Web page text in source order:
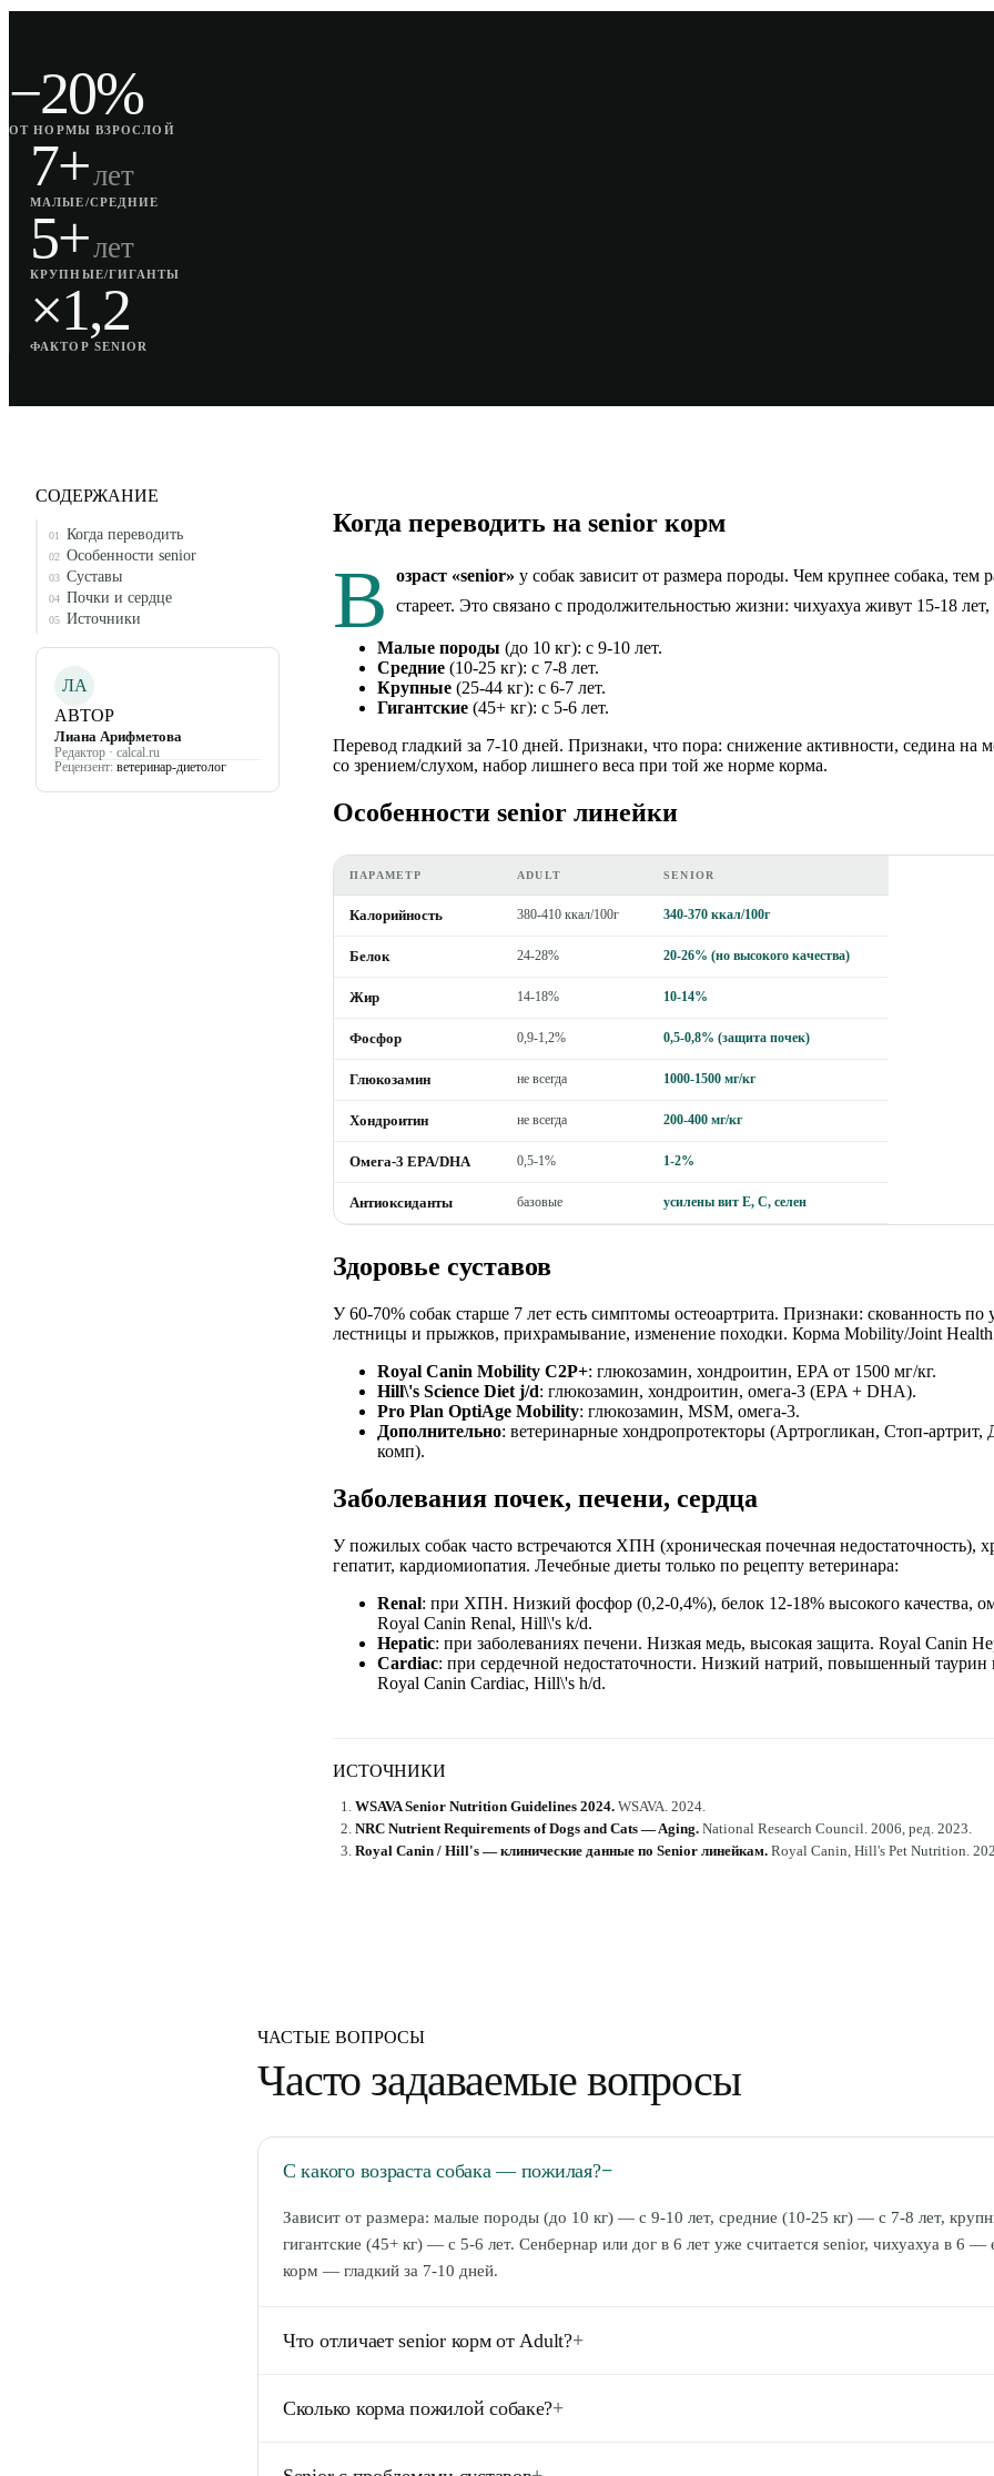
−20%
ОТ НОРМЫ ВЗРОСЛОЙ
7+лет
МАЛЫЕ/СРЕДНИЕ
5+лет
КРУПНЫЕ/ГИГАНТЫ
×1,2
ФАКТОР SENIOR
СОДЕРЖАНИЕ
01 Когда переводить
02 Особенности senior
03 Суставы
04 Почки и сердце
05 Источники
ЛА
АВТОР
Лиана Арифметова
Редактор · calcal.ru
Рецензент: ветеринар-диетолог
Когда переводить на senior корм
В озраст «senior» у собак зависит от размера породы. Чем крупнее собака, тем
стареет. Это связано с продолжительностью жизни: чихуахуа живут 15-18
Малые породы (до 10 кг): с 9-10 лет.
Средние (10-25 кг): с 7-8 лет.
Крупные (25-44 кг): с 6-7 лет.
Гигантские (45+ кг): с 5-6 лет.
Перевод гладкий за 7-10 дней. Признаки, что пора: снижение активности, седина на
со зрением/слухом, набор лишнего веса при той же норме корма.
Особенности senior линейки
ПАРАМЕТР ADULT SENIOR
Калорийность 380-410 ккал/100г 340-370 ккал/100г
Белок 24-28% 20-26% (но высокого качества)
Жир 14-18% 10-14%
Фосфор 0,9-1,2% 0,5-0,8% (защита почек)
Глюкозамин не всегда 1000-1500 мг/кг
Хондроитин не всегда 200-400 мг/кг
Омега-3 EPA/DHA 0,5-1% 1-2%
Антиоксиданты базовые усилены вит E, C, селен
Здоровье суставов
У 60-70% собак старше 7 лет есть симптомы остеоартрита. Признаки: скованность по
лестницы и прыжков, прихрамывание, изменение походки. Корма Mobility/Joint
Royal Canin Mobility C2P+: глюкозамин, хондроитин, EPA от 1500 мг/кг.
Hill\'s Science Diet j/d: глюкозамин, хондроитин, омега-3 (EPA + DHA).
Pro Plan OptiAge Mobility: глюкозамин, MSM, омега-3.
Дополнительно: ветеринарные хондропротекторы (Артрогликан, Стоп-артрит,
комп).
Заболевания почек, печени, сердца
У пожилых собак часто встречаются ХПН (хроническая почечная недостаточность),
гепатит, кардиомиопатия. Лечебные диеты только по рецепту ветеринара:
Renal: при ХПН. Низкий фосфор (0,2-0,4%), белок 12-18% высокого качества,
Royal Canin Renal, Hill\'s k/d.
Hepatic: при заболеваниях печени. Низкая медь, высокая защита. Royal Canin
Cardiac: при сердечной недостаточности. Низкий натрий, повышенный
Royal Canin Cardiac, Hill\'s h/d.
ИСТОЧНИКИ
WSAVA Senior Nutrition Guidelines 2024. WSAVA 2024
NRC Nutrient Requirements of Dogs and Cats — Aging. National Research Council 2006, ред. 2023
Royal Canin / Hill's — клинические данные по Senior линейкам. Royal Canin, Hill's Pet Nutrition
ЧАСТЫЕ ВОПРОСЫ
Часто задаваемые вопросы
С какого возраста собака — пожилая?−
Зависит от размера: малые породы (до 10 кг) — с 9-10 лет, средние (10-25 кг) — с 7-8 лет,
гигантские (45+ кг) — с 5-6 лет. Сенбернар или дог в 6 лет уже считается senior, чихуахуа в 6
корм — гладкий за 7-10 дней.
Что отличает senior корм от Adult?+
0,9-1,2%) — забота о почках. 3) Больше антиоксидантов (витамины E, C). 4) Глюкозамин и
Сколько корма пожилой собаке?+